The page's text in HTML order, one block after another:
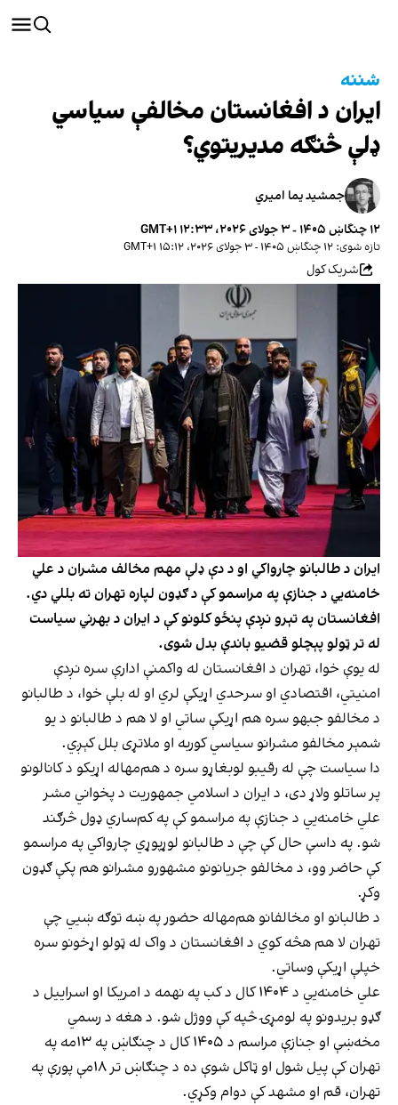
شننه
ایران د افغانستان مخالفې سیاسي
ډلې څنګه مدیریتوي؟
جمشید یما امیري
۱۲ چنگاښ ۱۴۰۵ - ۳ جولای ۲۰۲۶، ۱۲:۳۳ GMT+۱
تازه شوی: ۱۲ چنگاښ ۱۴۰۵ - ۳ جولای ۲۰۲۶، ۱۵:۱۲ GMT+۱
شریک کول
ایران د طالبانو چارواکي او د دې ډلې مهم مخالف مشران د علي
خامنه‌یي د جنازې په مراسمو کې د ګډون لپاره تهران ته بللي دي.
افغانستان په تېرو نږدې پنځو کلونو کې د ایران د بهرني سیاست
له تر ټولو پېچلو قضیو باندې بدل شوی.
له یوې خوا، تهران د افغانستان له واکمنې ادارې سره نږدې
امنیتي، اقتصادي او سرحدي اړیکې لري او له بلې خوا، د طالبانو
د مخالفو جبهو سره هم اړیکې ساتي او لا هم د طالبانو د یو
شمېر مخالفو مشرانو سیاسي کوربه او ملاتړی بلل کېږي.
دا سیاست چې له رقیبو لوبغاړو سره د هم‌مهاله اړیکو د کانالونو
پر ساتلو ولاړ دی، د ایران د اسلامي جمهوریت د پخواني مشر
علي خامنه‌یي د جنازې په مراسمو کې په کم‌ساري ډول څرګند
شو. په داسې حال کې چې د طالبانو لوړپوړي چارواکي په مراسمو
کې حاضر وو، د مخالفو جریانونو مشهورو مشرانو هم پکې ګډون
وکړ.
د طالبانو او مخالفانو هم‌مهاله حضور په ښه توګه ښيي چې
تهران لا هم هڅه کوي د افغانستان د واک له ټولو اړخونو سره
خپلې اړیکې وساتي.
علي خامنه‌یي د ۱۴۰۴ کال د کب په نهمه د امریکا او اسراییل د
ګډو بریدونو په لومړۍ څپه کې ووژل شو. د هغه د رسمي
مخه‌ښې او جنازې مراسم د ۱۴۰۵ کال د چنګاښ په ۱۳مه په
تهران کې پیل شول او ټاکل شوې ده د چنګاښ تر ۱۸مې پورې په
تهران، قم او مشهد کې دوام وکړي.